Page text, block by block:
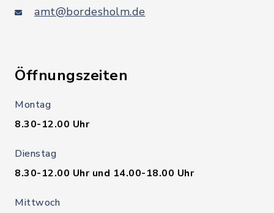
amt@bordesholm.de
Öffnungszeiten
Montag
8.30-12.00 Uhr
Dienstag
8.30-12.00 Uhr und 14.00-18.00 Uhr
Mittwoch